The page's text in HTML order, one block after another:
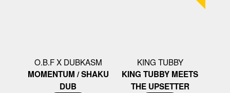
O.B.F X DUBKASM
MOMENTUM / SHAKU
DUB
KING TUBBY
KING TUBBY MEETS
THE UPSETTER